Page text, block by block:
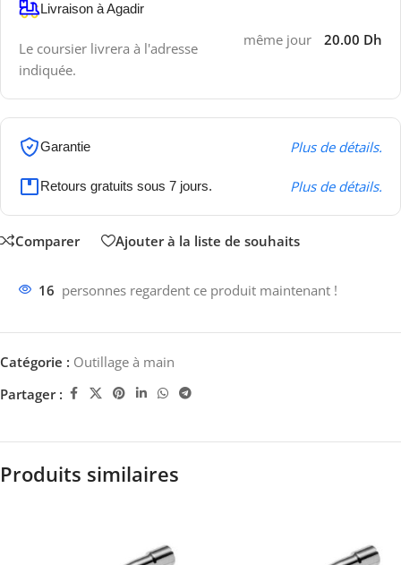
Livraison à Agadir
Le coursier livrera à l'adresse
indiquée.
même jour 20.00 Dh
Garantie Plus de détails.
Retours gratuits sous 7 jours. Plus de détails.
Comparer Ajouter à la liste de souhaits
16 personnes regardent ce produit maintenant !
Catégorie : Outillage à main
Partager :
Produits similaires